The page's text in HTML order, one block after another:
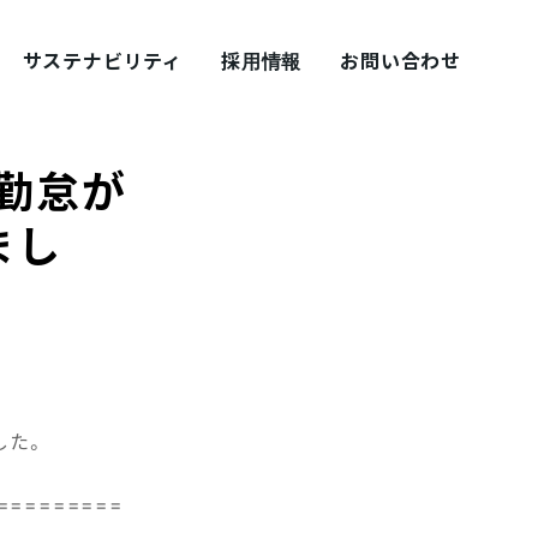
サステナビリティ 採用情報 お問い合わせ
怠が
し
。